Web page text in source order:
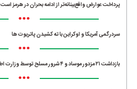
پرداخت عوارض واقع‌بینانه‌تر از ادامه بحران در هرمز است
•••
سردرگمی آمریکا و اوکراین با ته کشیدن پاتریوت ها
•••
بازداشت ۲۱ مزدور موساد و ۴ شرور مسلح توسط وزارت اطلاعات
•••